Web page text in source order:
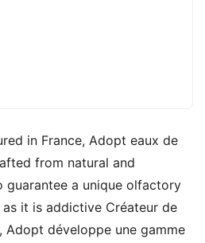
in France, Adopt eaux de
from natural and
guarantee a unique olfactory
it is addictive Créateur de
Adopt développe une gamme